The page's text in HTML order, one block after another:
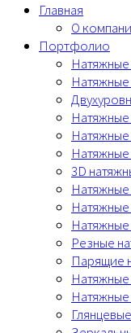
Главная
О
Портфолио
Натяжные
Натяжные
3D
Натяжные
Резные
Парящие